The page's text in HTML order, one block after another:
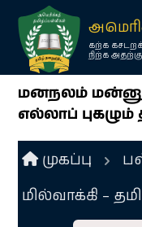
கற்க
நிற்க
மனநலம்
எல்லாப் புகழும்
முகப்பு
மில்வாக்கி –